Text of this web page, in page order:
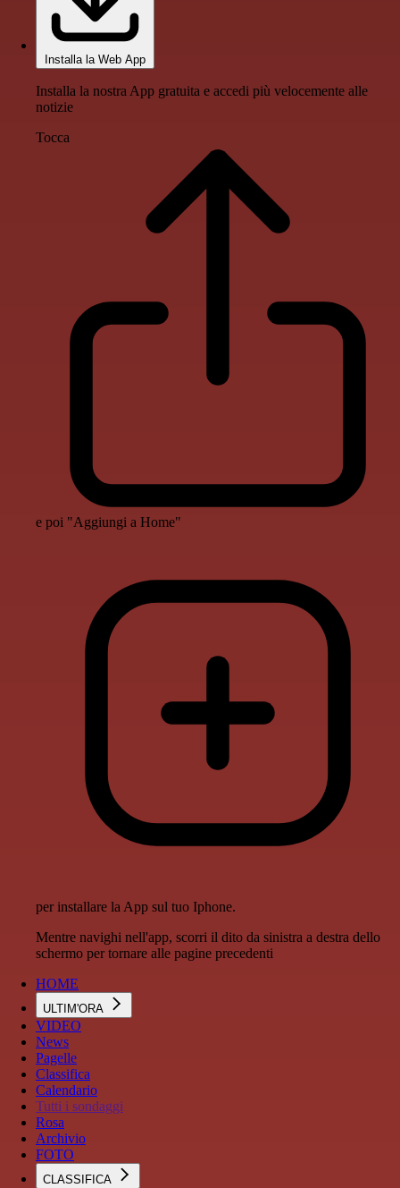
Installa la Web App
Installa la nostra App gratuita e accedi più velocemente alle
notizie
Tocca
e poi "Aggiungi a Home"
per installare la App sul tuo Iphone.
Mentre navighi nell'app, scorri il dito da sinistra a destra dello
schermo per tornare alle pagine precedenti
HOME
ULTIM'ORA
VIDEO
News
Pagelle
Classifica
Calendario
Tutti i sondaggi
Rosa
Archivio
FOTO
CLASSIFICA